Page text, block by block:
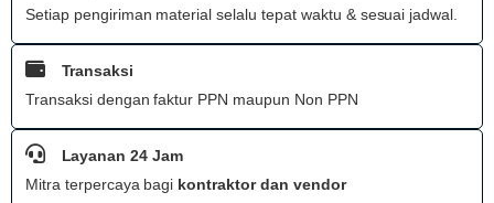
Setiap pengiriman material selalu tepat waktu & sesuai jadwal.
Transaksi
Transaksi dengan faktur PPN maupun Non PPN
Layanan 24 Jam
Mitra terpercaya bagi kontraktor dan vendor